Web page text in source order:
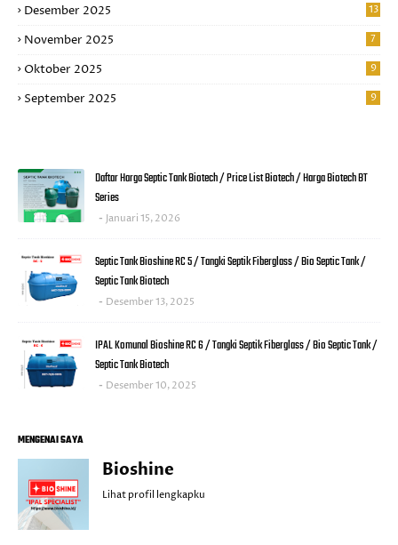
Desember 2025 13
November 2025 7
Oktober 2025 9
September 2025 9
Daftar Harga Septic Tank Biotech / Price List Biotech / Harga Biotech BT
Series
Januari 15, 2026
Septic Tank Bioshine RC 5 / Tangki Septik Fiberglass / Bio Septic Tank /
Septic Tank Biotech
Desember 13, 2025
IPAL Komunal Bioshine RC 6 / Tangki Septik Fiberglass / Bio Septic Tank /
Septic Tank Biotech
Desember 10, 2025
MENGENAI SAYA
Bioshine
Lihat profil lengkapku